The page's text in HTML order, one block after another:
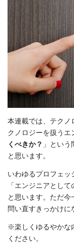
本連載では、テクノ
クノロジーを扱うエ
くべきか？ 」とい
と思います。
いわゆるプロフェ
「エンジニアとし
と思います。ただ
問い直すきっかけに
※楽しくゆるやかな
ください。